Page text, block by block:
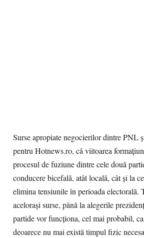
Surse apropiate negocierilor dintre PNL
pentru Hotnews.ro, că viitoarea
procesul de fuziune dintre cele două
conducere bicefală, atât locală, cât şi la
elimina tensiunile în perioada electorală.
aceloraşi surse, până la alegerile
partide vor funcţiona, cel mai probabil,
deoarece nu mai există timpul fizic